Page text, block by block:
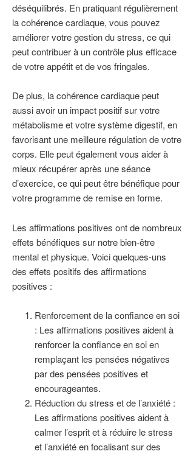
déséquilibrés. En pratiquant régulièrement
la cohérence cardiaque, vous pouvez
améliorer votre gestion du stress, ce qui
peut contribuer à un contrôle plus efficace
de votre appétit et de vos fringales.
De plus, la cohérence cardiaque peut
aussi avoir un impact positif sur votre
métabolisme et votre système digestif, en
favorisant une meilleure régulation de votre
corps. Elle peut également vous aider à
mieux récupérer après une séance
d’exercice, ce qui peut être bénéfique pour
votre programme de remise en forme.
Les affirmations positives ont de nombreux
effets bénéfiques sur notre bien-être
mental et physique. Voici quelques-uns
des effets positifs des affirmations
positives :
Renforcement de la confiance en soi
: Les affirmations positives aident à
renforcer la confiance en soi en
remplaçant les pensées négatives
par des pensées positives et
encourageantes.
Réduction du stress et de l’anxiété :
Les affirmations positives aident à
calmer l’esprit et à réduire le stress
et l’anxiété en focalisant sur des